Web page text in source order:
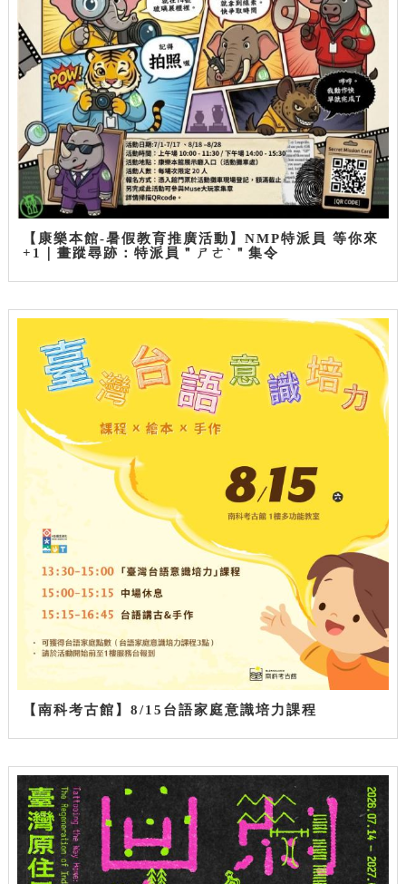
【康樂本館-暑假教育推廣活動】NMP特派員 等你來
+1｜畫蹤尋跡：特派員＂ㄕㄜˋ＂集令
【南科考古館】8/15台語家庭意識培力課程